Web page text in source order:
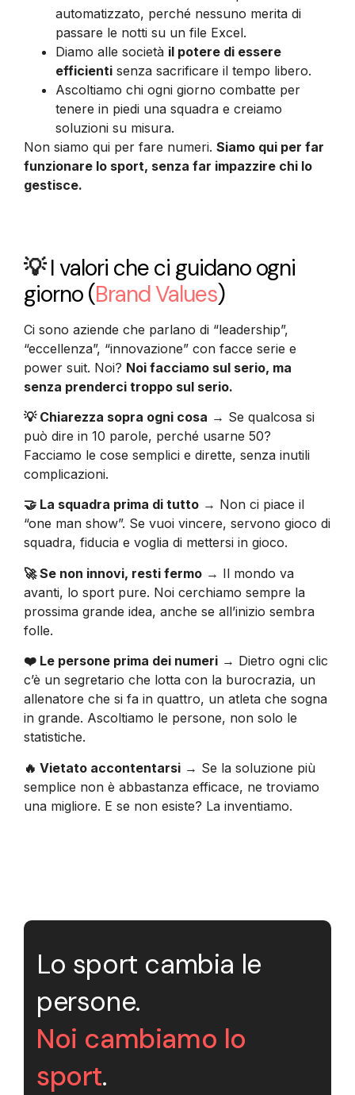
automatizzato, perché nessuno merita di
passare le notti su un file Excel.
Diamo alle società il potere di essere
efficienti senza sacrificare il tempo libero.
Ascoltiamo chi ogni giorno combatte per
tenere in piedi una squadra e creiamo
soluzioni su misura.
Non siamo qui per fare numeri. Siamo qui per far
funzionare lo sport, senza far impazzire chi lo
gestisce.
💡I valori che ci guidano ogni
giorno(Brand Values)
Ci sono aziende che parlano di “leadership”,
“eccellenza”, “innovazione” con facce serie e
power suit. Noi? Noi facciamo sul serio, ma
senza prenderci troppo sul serio.
💡 Chiarezza sopra ogni cosa → Se qualcosa si
può dire in 10 parole, perché usarne 50?
Facciamo le cose semplici e dirette, senza inutili
complicazioni.
🤝 La squadra prima di tutto → Non ci piace il
“one man show”. Se vuoi vincere, servono gioco di
squadra, fiducia e voglia di mettersi in gioco.
🚀 Se non innovi, resti fermo → Il mondo va
avanti, lo sport pure. Noi cerchiamo sempre la
prossima grande idea, anche se all’inizio sembra
folle.
❤️ Le persone prima dei numeri → Dietro ogni clic
c’è un segretario che lotta con la burocrazia, un
allenatore che si fa in quattro, un atleta che sogna
in grande. Ascoltiamo le persone, non solo le
statistiche.
🔥 Vietato accontentarsi → Se la soluzione più
semplice non è abbastanza efficace, ne troviamo
una migliore. E se non esiste? La inventiamo.
Lo sport cambia le
persone.
Noi cambiamo lo
sport.